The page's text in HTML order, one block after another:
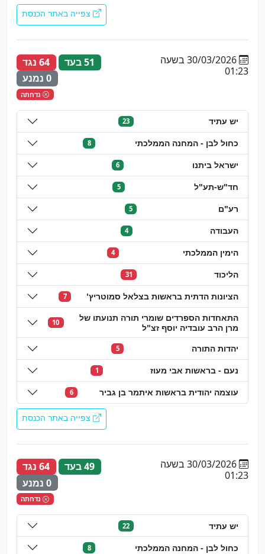
צפייה באתר הכנסת
30/03/2026 בשעה
01:23
51 בעד
64 נגד
0 נמנע
נדחתה
יש עתיד 23
כחול לבן - המחנה הממלכתי 8
ישראל ביתנו 6
חד"ש-תע"ל 5
רע"ם 5
העבודה 4
הימין הממלכתי 4
הליכוד 31
הציונות הדתית בראשות בצלאל סמוטריץ' 7
התאחדות הספרדים שומרי תורה תנועתו של
מרן הרב עובדיה יוסף זצ"ל
10
יהדות התורה 5
נעם - בראשות אבי מעוז 1
עוצמה יהודית בראשות איתמר בן גביר 6
צפייה באתר הכנסת
30/03/2026 בשעה
01:23
49 בעד
64 נגד
0 נמנע
נדחתה
יש עתיד 22
כחול לבן - המחנה הממלכתי 8